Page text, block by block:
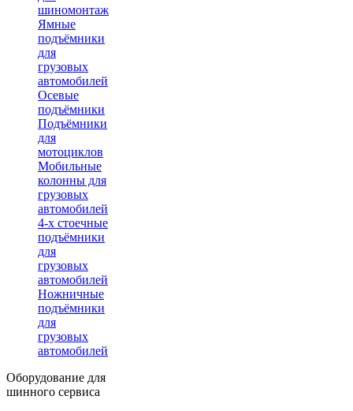
шиномонтажа
Ямные
подъёмники
для
грузовых
автомобилей
Осевые
подъёмники
Подъёмники
для
мотоциклов
Мобильные
колонны для
грузовых
автомобилей
4-х стоечные
подъёмники
для
грузовых
автомобилей
Ножничные
подъёмники
для
грузовых
автомобилей
Оборудование для
шинного сервиса